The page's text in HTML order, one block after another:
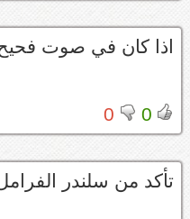
اذا كان في صوت
0
0
تأكد من سلندر